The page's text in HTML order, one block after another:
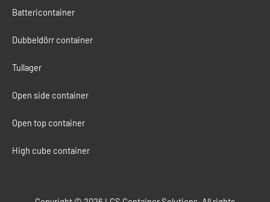
Battericontainer
Dubbeldörr container
Tullager
Open side container
Open top container
High cube container